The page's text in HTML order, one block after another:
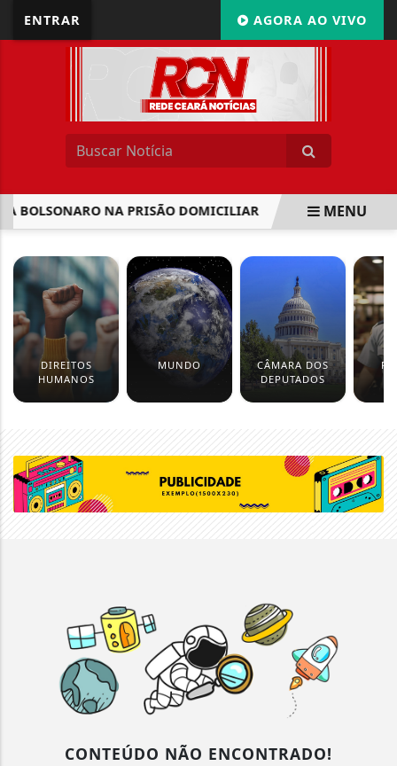
ENTRAR AGORA AO VIVO
A BOLSONARO NA PRISÃO DOMICILIAR ELEIÇÕES: TSE
MENU
DIREITOS
HUMANOS
MUNDO
CÂMARA DOS
DEPUTADOS
CONTEÚDO NÃO ENCONTRADO!